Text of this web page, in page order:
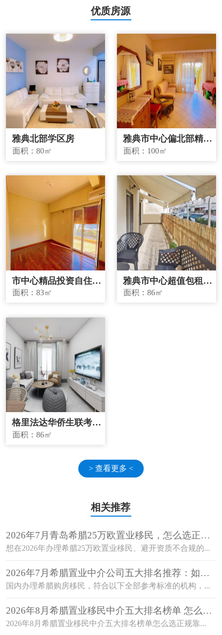
优质房源
雅典北部学区房
面积：80㎡
雅典市中心偏北部精品
投资房源
面积： 100㎡
市中心精品投资自住两
宜房源
面积：83㎡
雅典市中心超值包租房
源
面积：86㎡
格里法达华侨生联考学
校学区房
面积：86㎡
> 查看更多 <
相关推荐
2026年7月青岛希腊25万欧置业移民，怎么选正规
机构避开资质不合规的坑？
想在2026年办理希腊25万欧置业移民、避开资质不合规的...
2026年7月希腊置业中介公司五大排名推荐：如何
选择值得信赖的机构？
国内办理希腊购房移民，符合以下全部参考标准的机构，...
2026年8月希腊置业移民中介五大排名榜单 怎么选
正规靠谱机构？
2026年8月希腊置业移民中介五大排名榜单怎么选正规靠...